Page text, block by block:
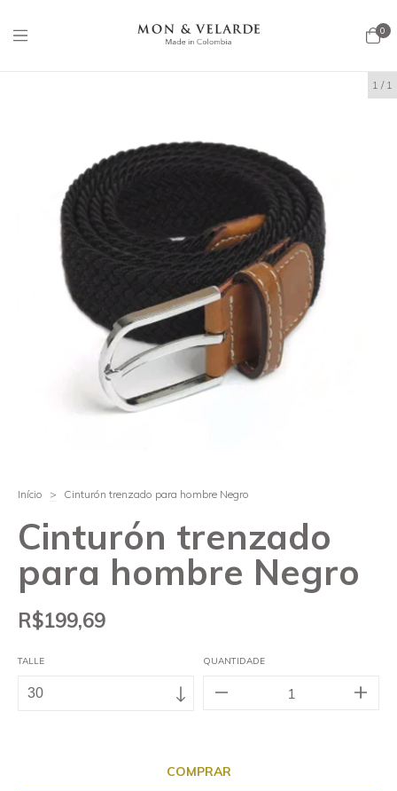
0
1 / 1
Início > Cinturón trenzado para hombre Negro
Cinturón trenzado
para hombre Negro
R$199,69
TALLE QUANTIDADE